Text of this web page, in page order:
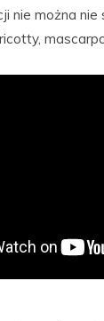
nie można